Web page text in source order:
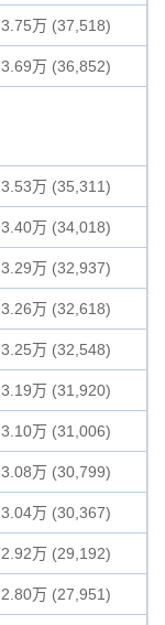
3.75万 (37,518)
3.69万 (36,852)
3.53万 (35,311)
3.40万 (34,018)
3.29万 (32,937)
3.26万 (32,618)
3.25万 (32,548)
3.19万 (31,920)
3.10万 (31,006)
3.08万 (30,799)
3.04万 (30,367)
2.92万 (29,192)
2.80万 (27,951)